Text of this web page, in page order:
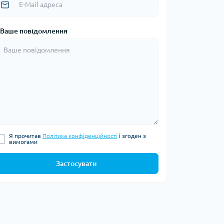
повідомлення
Я прочитав Політика конфіденційності і згоден з
вимогами
Застосувати